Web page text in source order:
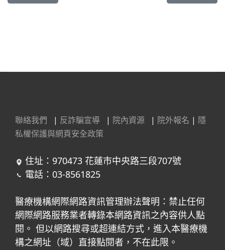
聯絡我們 | 反詐騙宣導 | 院內資源 | 院外報名 | 隱
私權保護與網頁安全政策
住址：970473 花蓮市中央路三段707號
電話：03-8561825
醫療機構網際網路資訊管理辦法聲明：禁止任何
網際網路服務業者轉錄本網路資訊之內容供人點
閱。 但以網路搜尋或超連結方式，進入本醫療機
構之網址（域）直接點閱者，不在此限。